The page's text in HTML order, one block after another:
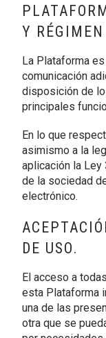
Y
La Plataforma
comunicación
disposición de
principales
En lo que
asimismo a la
aplicación la
de la sociedad
electrónico.
DE USO.
El acceso a
esta Plataforma
una de las
otra que se